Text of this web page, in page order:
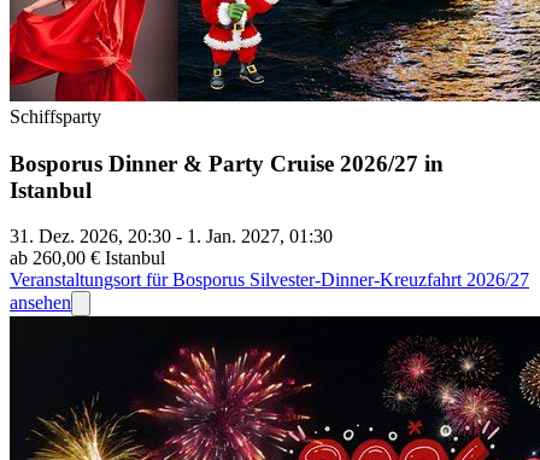
Schiffsparty
Bosporus Dinner & Party Cruise 2026/27 in
Istanbul
31. Dez. 2026, 20:30 - 1. Jan. 2027, 01:30
ab 260,00 € Istanbul
Veranstaltungsort für Bosporus Silvester-Dinner-Kreuzfahrt 2026/27
ansehen